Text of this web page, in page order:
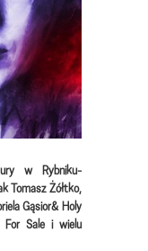
w Rybniku-
Tomasz Żółtko,
Gąsior& Holy
For Sale i wielu